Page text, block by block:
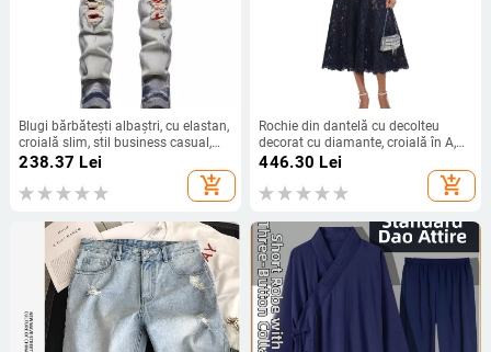
Blugi bărbătești albaștri, cu elastan,
croială slim, stil business casual,
2025
238.37 Lei
add_shopping_cart
Rochie din dantelă cu decolteu
decorat cu diamante, croială în A,
lungă, talie înaltă, mâneci scurte,
446.30 Lei
add_shopping_cart